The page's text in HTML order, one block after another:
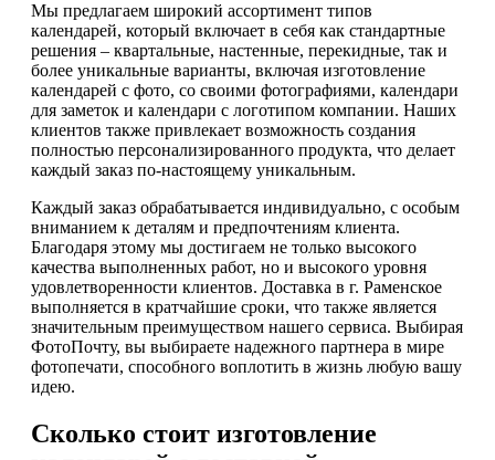
Мы предлагаем широкий ассортимент типов
календарей, который включает в себя как стандартные
решения – квартальные, настенные, перекидные, так и
более уникальные варианты, включая изготовление
календарей с фото, со своими фотографиями, календари
для заметок и календари с логотипом компании. Наших
клиентов также привлекает возможность создания
полностью персонализированного продукта, что делает
каждый заказ по-настоящему уникальным.
Каждый заказ обрабатывается индивидуально, с особым
вниманием к деталям и предпочтениям клиента.
Благодаря этому мы достигаем не только высокого
качества выполненных работ, но и высокого уровня
удовлетворенности клиентов. Доставка в г. Раменское
выполняется в кратчайшие сроки, что также является
значительным преимуществом нашего сервиса. Выбирая
ФотоПочту, вы выбираете надежного партнера в мире
фотопечати, способного воплотить в жизнь любую вашу
идею.
Сколько стоит изготовление